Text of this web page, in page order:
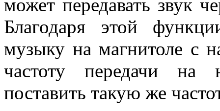
может передавать звук
Благодаря этой
музыку на магнитоле с
частоту передачи на
поставить такую же